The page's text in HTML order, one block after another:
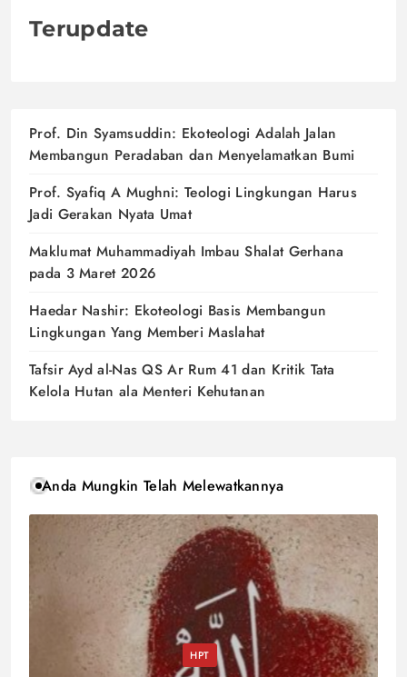
Terupdate
Prof. Din Syamsuddin: Ekoteologi Adalah Jalan
Membangun Peradaban dan Menyelamatkan Bumi
Prof. Syafiq A Mughni: Teologi Lingkungan Harus
Jadi Gerakan Nyata Umat
Maklumat Muhammadiyah Imbau Shalat Gerhana
pada 3 Maret 2026
Haedar Nashir: Ekoteologi Basis Membangun
Lingkungan Yang Memberi Maslahat
Tafsir Ayd al-Nas QS Ar Rum 41 dan Kritik Tata
Kelola Hutan ala Menteri Kehutanan
Anda Mungkin Telah Melewatkannya
HPT